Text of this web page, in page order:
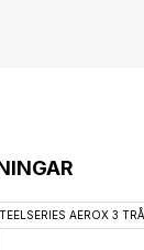
AEROX 3